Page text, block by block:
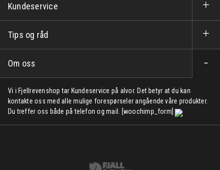
Kundeservice
Tips og råd
Om oss
Vi i Fjellrevenshop tar Kundeservice på alvor. Det betyr at du kan
kontakte oss med alle mulige forespørseler angående våre produkter.
Du treffer oss både på telefon og mail. [woochimp_form]